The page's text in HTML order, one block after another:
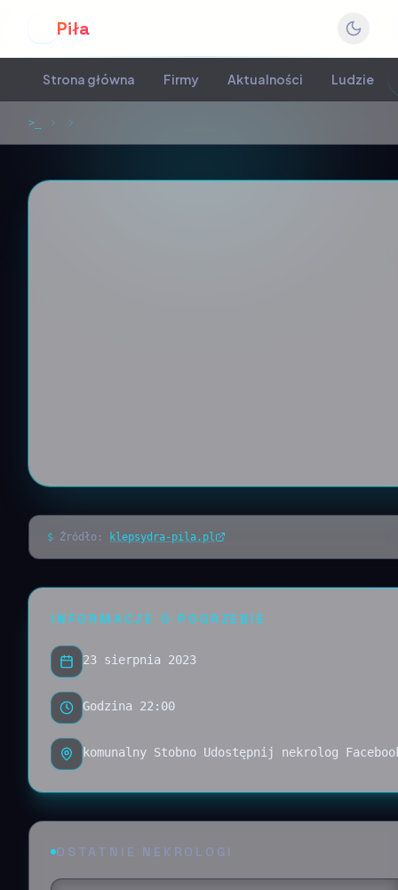
Piła
Strona główna Firmy Aktualności Ludzie
>_
$ Źródło: klepsydra-pila.pl
INFORMACJE O POGRZEBIE
23 sierpnia 2023
Godzina 22:00
komunalny Stobno Udostępnij nekrolog
OSTATNIE NEKROLOGI